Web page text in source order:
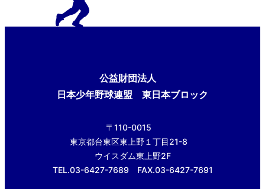
公益財団法人
日本少年野球連盟 東日本ブロック
〒110-0015
東京都台東区東上野１丁目21-8
ウイスダム東上野2F
TEL.03-6427-7689 FAX.03-6427-7691